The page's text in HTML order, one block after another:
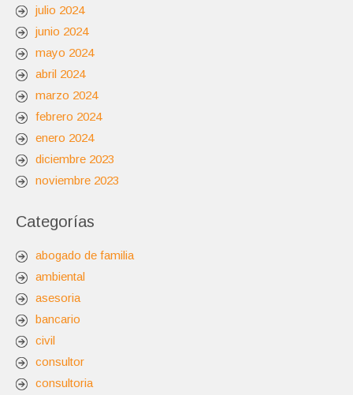
julio 2024
junio 2024
mayo 2024
abril 2024
marzo 2024
febrero 2024
enero 2024
diciembre 2023
noviembre 2023
Categorías
abogado de familia
ambiental
asesoria
bancario
civil
consultor
consultoria